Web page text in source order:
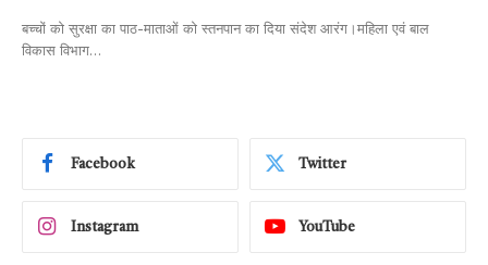
बच्चों को सुरक्षा का पाठ-माताओं को स्तनपान का दिया संदेश आरंग।महिला एवं बाल
विकास विभाग…
Facebook Twitter
Instagram YouTube